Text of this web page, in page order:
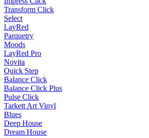
Transform Click
Select
LayRed
Parquetry
Moods
LayRed Pro
Novita
Quick Step
Balance Click
Balance Click Plus
Pulse Click
Tarkett Art Vinyl
Blues
Deep House
Dream House